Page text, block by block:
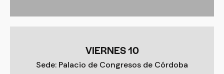
VIERNES 10
Sede: Palacio de Congresos de Córdoba